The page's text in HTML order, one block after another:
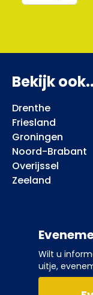
Bekijk
Drenthe
Friesland
Groningen
Noord-Brabant
Overijssel
Zeeland
Wilt u
uitje,